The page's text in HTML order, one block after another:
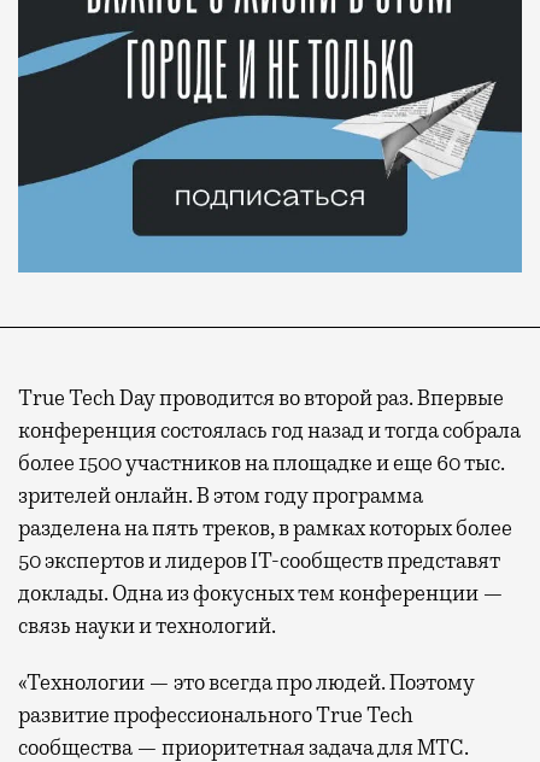
True Tech Day проводится во второй раз. Впервые
конференция состоялась год назад и тогда собрала
более 1500 участников на площадке и еще 60 тыс.
зрителей онлайн. В этом году программа
разделена на пять треков, в рамках которых более
50 экспертов и лидеров IT-сообществ представят
доклады. Одна из фокусных тем конференции —
связь науки и технологий.
«Технологии — это всегда про людей. Поэтому
развитие профессионального True Tech
сообщества — приоритетная задача для МТС.